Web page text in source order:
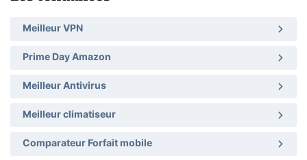
Meilleur VPN
Prime Day Amazon
Meilleur Antivirus
Meilleur climatiseur
Comparateur Forfait mobile